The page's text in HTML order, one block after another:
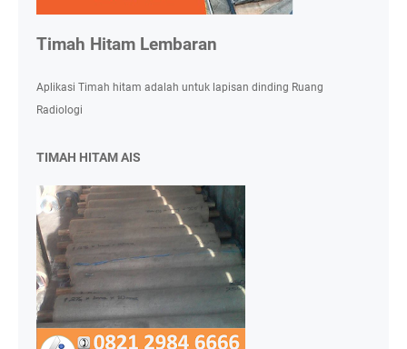
Timah Hitam Lembaran
Aplikasi Timah hitam adalah untuk lapisan dinding Ruang
Radiologi
TIMAH HITAM AIS